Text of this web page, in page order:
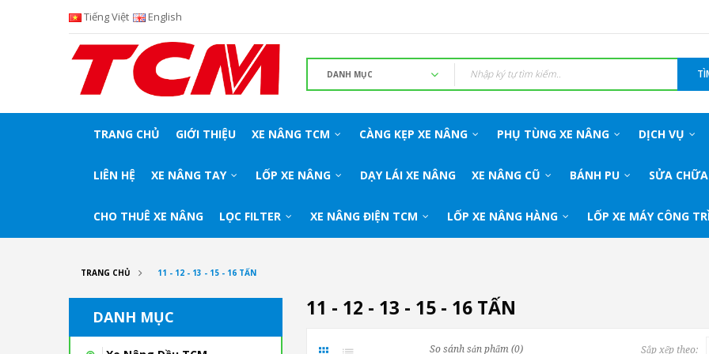
Tiếng Việt English
TRANG CHỦ GIỚI THIỆU XE NÂNG TCM CÀNG KẸP XE NÂNG PHỤ TÙNG XE NÂNG DỊCH VỤ
LIÊN HỆ XE NÂNG TAY LỐP XE NÂNG DẠY LÁI XE NÂNG XE NÂNG CŨ BÁNH PU SỬA
CHO THUÊ XE NÂNG LỌC FILTER XE NÂNG ĐIỆN TCM LỐP XE NÂNG HÀNG LỐP XE MÁY CÔNG
TRANG CHỦ 11 - 12 - 13 - 15 - 16 TẤN
DANH MỤC 11 - 12 - 13 - 15 - 16 TẤN
So sánh sản phẩm (0) Sắp xếp theo: